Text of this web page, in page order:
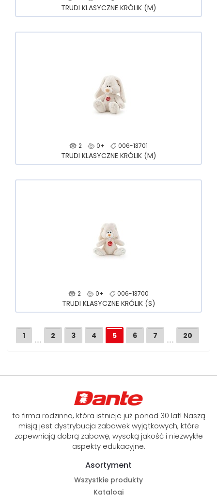
TRUDI KLASYCZNE KRÓLIK (M)
2 0+ 006-13701
TRUDI KLASYCZNE KRÓLIK (M)
2 0+ 006-13700
TRUDI KLASYCZNE KRÓLIK (S)
1 … 2 3 4 5 6 7 … 20
to firma rodzinna, która istnieje już ponad 30 lat! Naszą
misją jest dystrybucja zabawek wyjątkowych, które
zapewniają dobrą zabawę, wysoką jakość i niezwykłe
aspekty edukacyjne.
Asortyment
Wszystkie produkty
Katalogi